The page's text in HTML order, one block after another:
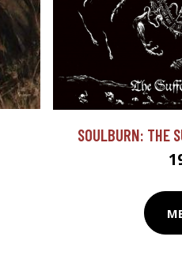
SOULBURN: THE